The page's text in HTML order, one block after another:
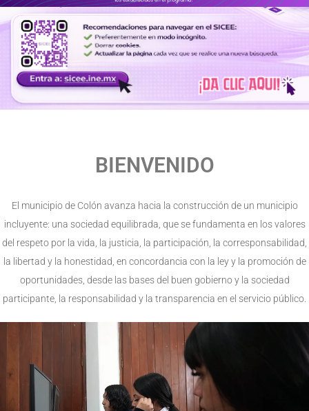
BIENVENIDO
El municipio de Colón avanza hacia la construcción de un municipio
incluyente: una sociedad equilibrada, que se fundamenta en los valores
del respeto por la vida, la justicia, la participación, la corresponsabilidad,
la libertad y la honestidad, en concordancia con la ley y la promoción de
oportunidades, desde las bases del buen gobierno y la sociedad
participante, la responsabilidad y la transparencia en el servicio público.